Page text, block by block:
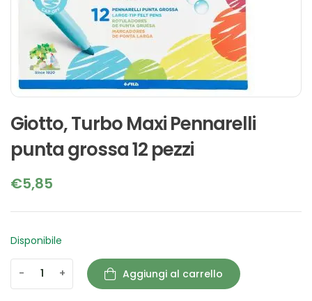
Giotto, Turbo Maxi Pennarelli
punta grossa 12 pezzi
€5,85
Disponibile
- + Aggiungi al carrello